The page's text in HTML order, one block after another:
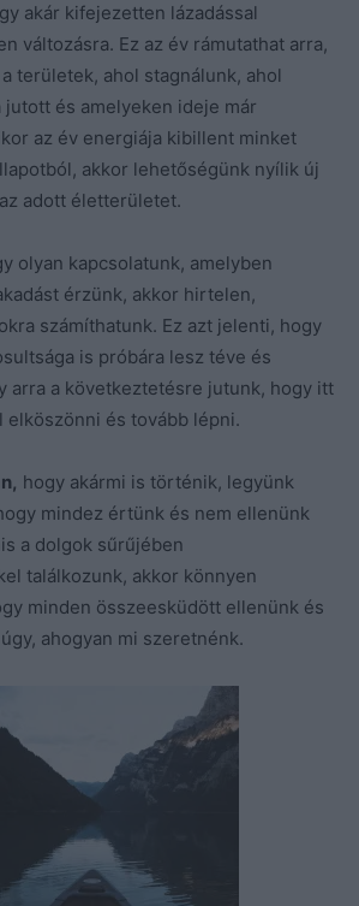
akár kifejezetten lázadással
változásra. Ez az év rámutathat arra,
területek, ahol stagnálunk, ahol
és amelyeken ideje már
az év energiája kibillent minket
akkor lehetőségünk nyílik új
adott életterületet.
olyan kapcsolatunk, amelyben
érzünk, akkor hirtelen,
számíthatunk. Ez azt jelenti, hogy
is próbára lesz téve és
arra a következtetésre jutunk, hogy itt
elköszönni és tovább lépni.
hogy akármi is történik, legyünk
mindez értünk és nem ellenünk
a dolgok sűrűjében
találkozunk, akkor könnyen
minden összeesküdött ellenünk és
ahogyan mi szeretnénk.